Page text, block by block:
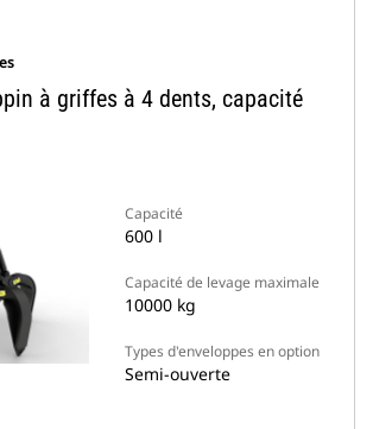
à griffes à 4 dents, capacité
Capacité
600 l
Capacité de levage maximale
10000 kg
Types d'enveloppes en option
Semi-ouverte